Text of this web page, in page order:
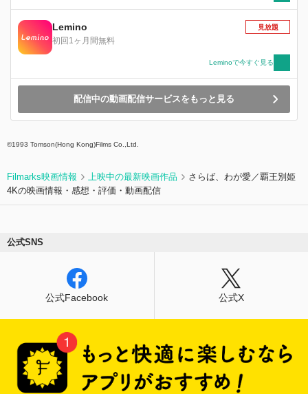
立する地元の京劇界が仕込んだ客に難癖をつけら
れる。そこに居合わせた程鳳台が商細蕊を救った
ことをきっかけに２人は心を通わせ、程鳳台は商
細蕊の一座を全面的に支援するようになる。共に
支え合い、歩み始めた程鳳台と商細蕊だったが、
程鳳台の妻は役者に入れ込む夫を快く思ってはい
なかった。そんな中、戦争の影が色濃くなると、
自由に舞台を上演することができなくなり…。
Lemino
初回1ヶ月間無料
見放題
Leminoで今すぐ見る
配信中の動画配信サービスをもっと見る
©1993 Tomson(Hong Kong)Films Co.,Ltd.
Filmarks映画情報 上映中の最新映画作品
さらば、わが愛／覇王別姫
4Kの映画情報・感想・評価・動画配信
公式SNS
公式Facebook 公式X